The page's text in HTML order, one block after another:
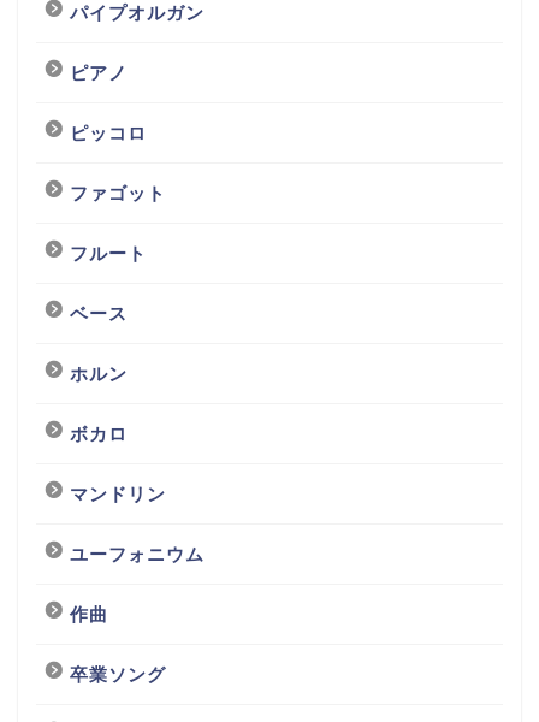
パイプオルガン
ピアノ
ピッコロ
ファゴット
フルート
ベース
ホルン
ボカロ
マンドリン
ユーフォニウム
作曲
卒業ソング